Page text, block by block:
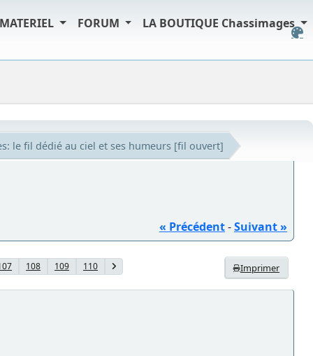
FORUM LA BOUTIQUE Chassimages
le fil dédié au ciel et ses humeurs [fil ouvert]
« Précédent-Suivant »
Imprimer
108 109 110